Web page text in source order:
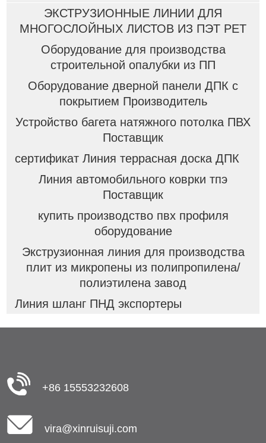
ЭКСТРУЗИОННЫЕ ЛИНИИ ДЛЯ
МНОГОСЛОЙНЫХ ЛИСТОВ ИЗ ПЭТ PET
Оборудование для производства
строительной опалубки из ПП
Оборудование дверной панели ДПК с
покрытием Производитель
Устройство багета натяжного потолка ПВХ
Поставщик
сертификат Линия террасная доска ДПК
Линия автомобильного коврки тпэ
Поставщик
купить производство пвх профиля
оборудование
Экструзионная линия для производства
плит из микропены из полипропилена/
полиэтилена завод
Линия шланг ПНД экспортеры
+86 15553232608
vira@xinruisuji.com